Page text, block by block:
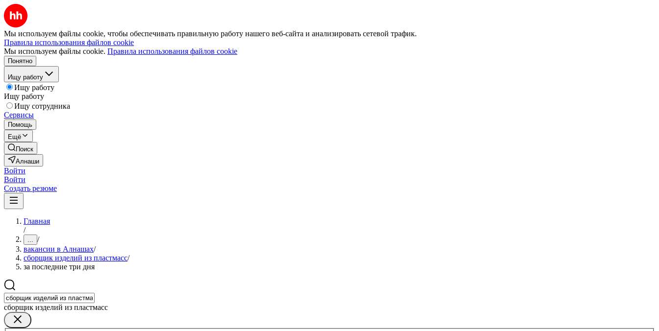
Мы используем файлы cookie, чтобы обеспечивать правильную работу нашего веб-сайта и анализировать сетевой трафик.
Правила использования файлов cookie
Мы используем файлы cookie. Правила использования файлов cookie
Понятно
Ищу работу
Ищу работу
Ищу работу
Ищу сотрудника
Сервисы
Помощь
Ещё
Поиск
Алнаши
Войти
Войти
Создать резюме
Главная
/
... /
вакансии в Алнашах/
сборщик изделий из пластмасс/
за последние три дня
сборщик изделий из пластмасс